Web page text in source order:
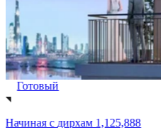
Готовый
Начиная с дирхам 1,125,888